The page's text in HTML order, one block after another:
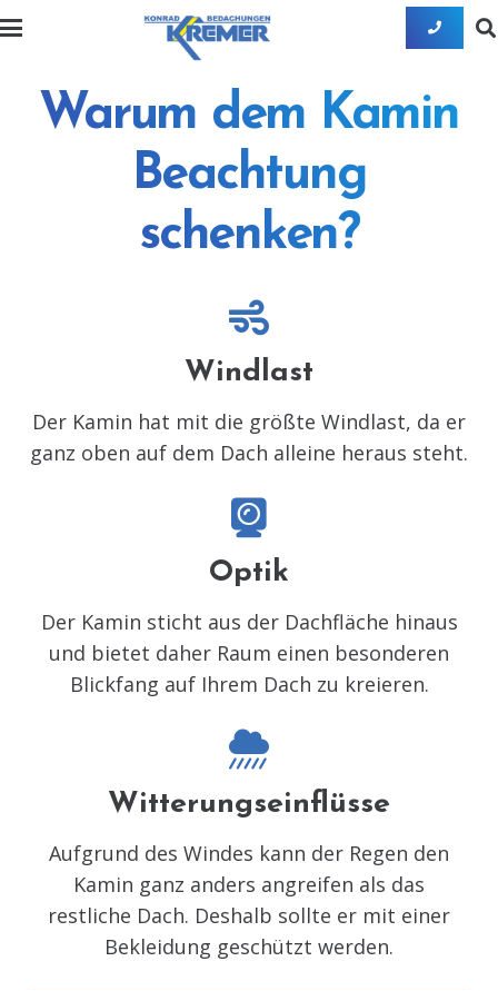
Warum dem Kamin
Beachtung
schenken?
Windlast
Der Kamin hat mit die größte Windlast, da er
ganz oben auf dem Dach alleine heraus steht.
Optik
Der Kamin sticht aus der Dachfläche hinaus
und bietet daher Raum einen besonderen
Blickfang auf Ihrem Dach zu kreieren.
Witterungseinflüsse
Aufgrund des Windes kann der Regen den
Kamin ganz anders angreifen als das
restliche Dach. Deshalb sollte er mit einer
Bekleidung geschützt werden.